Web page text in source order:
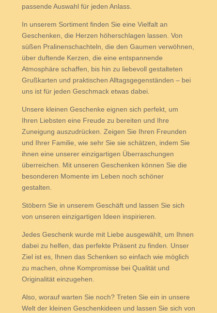
passende Auswahl für jeden Anlass.
In unserem Sortiment finden Sie eine Vielfalt an
Geschenken, die Herzen höherschlagen lassen. Von
süßen Pralinenschachteln, die den Gaumen verwöhnen,
über duftende Kerzen, die eine entspannende
Atmosphäre schaffen, bis hin zu liebevoll gestalteten
Grußkarten und praktischen Alltagsgegenständen – bei
uns ist für jeden Geschmack etwas dabei.
Unsere kleinen Geschenke eignen sich perfekt, um
Ihren Liebsten eine Freude zu bereiten und Ihre
Zuneigung auszudrücken. Zeigen Sie Ihren Freunden
und Ihrer Familie, wie sehr Sie sie schätzen, indem Sie
ihnen eine unserer einzigartigen Überraschungen
überreichen. Mit unseren Geschenken können Sie die
besonderen Momente im Leben noch schöner
gestalten.
Stöbern Sie in unserem Geschäft und lassen Sie sich
von unseren einzigartigen Ideen inspirieren.
Jedes Geschenk wurde mit Liebe ausgewählt, um Ihnen
dabei zu helfen, das perfekte Präsent zu finden. Unser
Ziel ist es, Ihnen das Schenken so einfach wie möglich
zu machen, ohne Kompromisse bei Qualität und
Originalität einzugehen.
Also, worauf warten Sie noch? Treten Sie ein in unsere
Welt der kleinen Geschenkideen und lassen Sie sich von